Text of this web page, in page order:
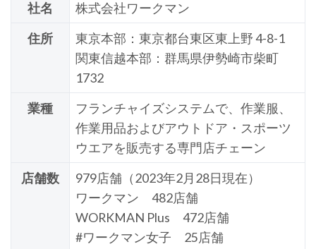
社名
株式会社ワークマン
住所
東京本部：東京都台東区東上野 4-8-1
関東信越本部：群馬県伊勢崎市柴町
1732
業種
フランチャイズシステムで、作業服、
作業用品およびアウトドア・スポーツ
ウエアを販売する専門店チェーン
店舗数
979店舗（2023年2月28日現在）
ワークマン 482店舗
WORKMAN Plus 472店舗
#ワークマン女子 25店舗